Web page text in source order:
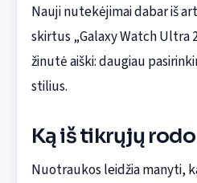
Nauji nutekėjimai dabar iš
skirtus „Galaxy Watch Ultra
žinutė aiški: daugiau
stilius.
Ką iš tikrųjų
Nuotraukos leidžia manyti,